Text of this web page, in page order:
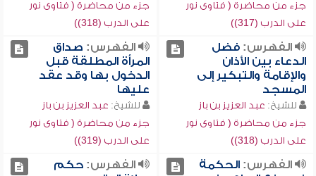
جزء من محاضرة ( فتاوى نور
على الدرب (317))
جزء من محاضرة ( فتاوى نور
على الدرب (318))
الفهرس:فضل
الدعاء بين الأذان
والإقامة والتبكير إلى
المسجد
للشيخ: عبد العزيز بن باز
جزء من محاضرة ( فتاوى نور
على الدرب (318))
الفهرس: صداق
المرأة المطلقة قبل
الدخول بها وقد عقد
عليها
للشيخ: عبد العزيز بن باز
جزء من محاضرة ( فتاوى نور
على الدرب (319))
الفهرس:الحكمة
الفهرس:حكم